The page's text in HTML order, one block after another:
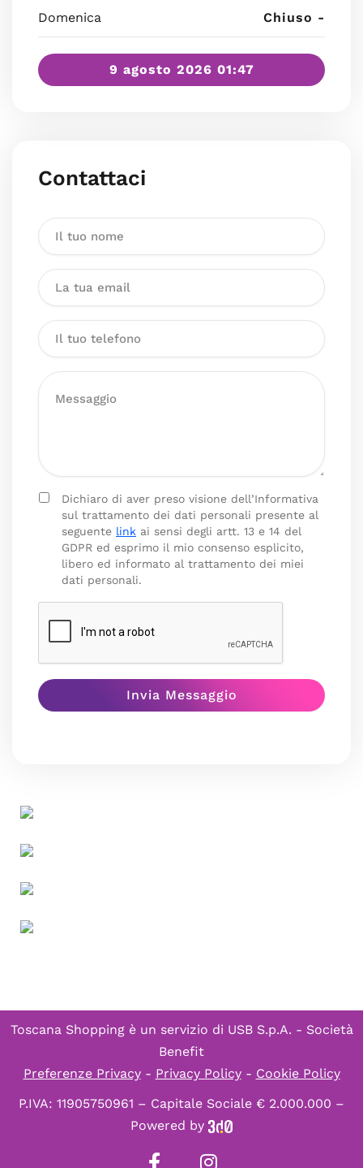
Domenica Chiuso -
9 agosto 2026 01:47
Contattaci
Dichiaro di aver preso visione dell’Informativa
sul trattamento dei dati personali presente al
seguente link ai sensi degli artt. 13 e 14 del
GDPR ed esprimo il mio consenso esplicito,
libero ed informato al trattamento dei miei
dati personali.
Toscana Shopping è un servizio di USB S.p.A. - Società
Benefit
Preferenze Privacy- Privacy Policy- Cookie Policy
P.IVA: 11905750961 – Capitale Sociale € 2.000.000 –
Powered by